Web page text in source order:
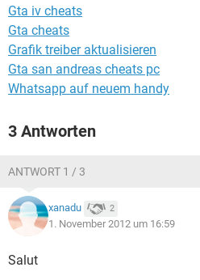
Gta iv cheats
Gta cheats
Grafik treiber aktualisieren
Gta san andreas cheats pc
Whatsapp auf neuem handy
3 Antworten
ANTWORT 1 / 3
xanadu 2
1. November 2012 um 16:59
Salut